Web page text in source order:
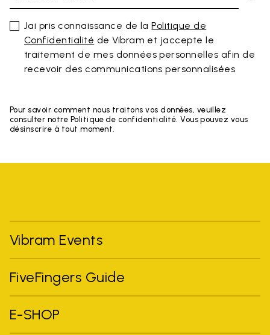
Jai pris connaissance de laPolitique de
Confidentialité de Vibram et jaccepte le
traitement de mes données personnelles afin de
recevoir des communications personnalisées
Pour savoir comment nous traitons vos données, veuillez
consulter notre Politique de confidentialité. Vous pouvez vous
désinscrire à tout moment.
Vibram Events
FiveFingers Guide
E-SHOP